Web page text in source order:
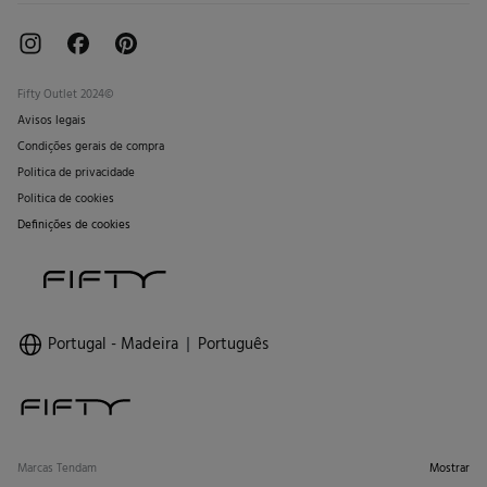
Fifty Outlet 2024©
Avisos legais
Condições gerais de compra
Politica de privacidade
Politica de cookies
Definições de cookies
Portugal - Madeira Português
Marcas Tendam Mostrar